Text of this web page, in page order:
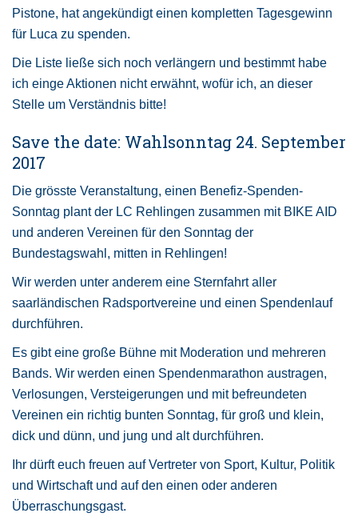
Pistone, hat angekündigt einen kompletten Tagesgewinn
für Luca zu spenden.
Die Liste ließe sich noch verlängern und bestimmt habe
ich einge Aktionen nicht erwähnt, wofür ich, an dieser
Stelle um Verständnis bitte!
Save the date: Wahlsonntag 24. September
2017
Die grösste Veranstaltung, einen Benefiz-Spenden-
Sonntag plant der LC Rehlingen zusammen mit BIKE AID
und anderen Vereinen für den Sonntag der
Bundestagswahl, mitten in Rehlingen!
Wir werden unter anderem eine Sternfahrt aller
saarländischen Radsportvereine und einen Spendenlauf
durchführen.
Es gibt eine große Bühne mit Moderation und mehreren
Bands. Wir werden einen Spendenmarathon austragen,
Verlosungen, Versteigerungen und mit befreundeten
Vereinen ein richtig bunten Sonntag, für groß und klein,
dick und dünn, und jung und alt durchführen.
Ihr dürft euch freuen auf Vertreter von Sport, Kultur, Politik
und Wirtschaft und auf den einen oder anderen
Überraschungsgast.